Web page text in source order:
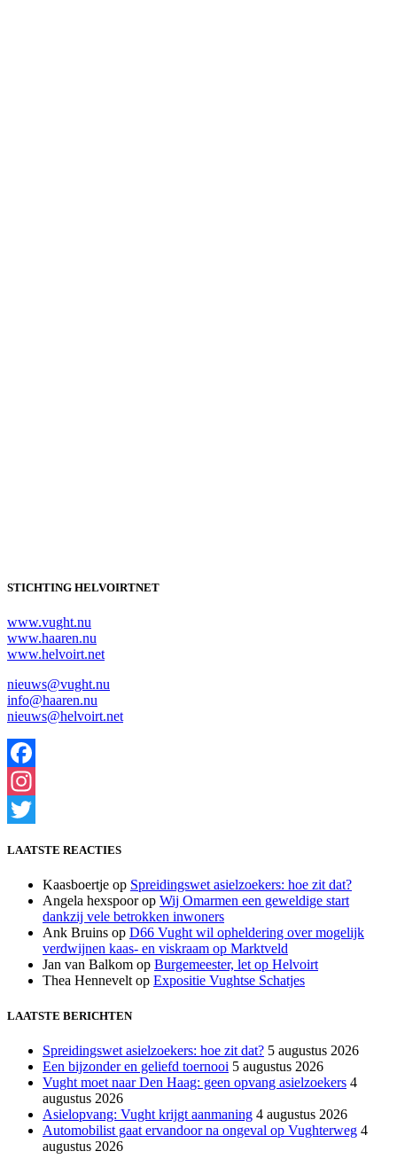
STICHTING HELVOIRTNET
www.vught.nu
www.haaren.nu
www.helvoirt.net
nieuws@vught.nu
info@haaren.nu
nieuws@helvoirt.net
Facebook
Instagram
LAATSTE REACTIES
Kaasboertje op Spreidingswet asielzoekers: hoe zit dat?
Angela hexspoorop Wij Omarmen een geweldige start
dankzij vele betrokken inwoners
Ank Bruins op D66 Vught wil opheldering over mogelijk
verdwijnen kaas- en viskraam op Marktveld
Jan van Balkom op Burgemeester, let op Helvoirt
Thea Henneveltop Expositie Vughtse Schatjes
LAATSTE BERICHTEN
Spreidingswet asielzoekers: hoe zit dat? 5 augustus 2026
Een bijzonder en geliefd toernooi 5 augustus 2026
Vught moet naar Den Haag: geen opvang asielzoekers 4
augustus 2026
Asielopvang: Vught krijgt aanmaning 4 augustus 2026
Automobilist gaat ervandoor na ongeval op Vughterweg 4
augustus 2026